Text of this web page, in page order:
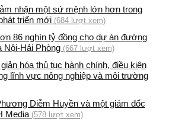
nhận một sứ mệnh lớn hơn trong
triển mới (684 lượt xem)
86 nghìn tỷ đồng cho dự án đường
Nội-Hải Phòng (667 lượt xem)
hóa thủ tục hành chính, điều kiện
lĩnh vực nông nghiệp và môi trường
Diễm Huyền và một giám đốc
Media (578 lượt xem)